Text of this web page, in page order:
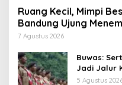
Ruang Kecil, Mimpi
Bandung Ujung
7 Agustus 2026
Buwas:
Jadi Jalur
Perguruan
5 Agustus